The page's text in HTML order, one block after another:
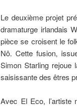
Le deuxième projet
dramaturge irlandais
pièce se croisent le
Nô. Cette fusion,
Simon Starling rejoue
saisissante des êtres
Avec El Eco, l’artiste